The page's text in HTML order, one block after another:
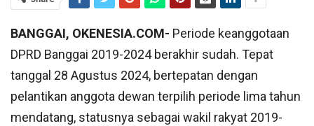
BANGGAI, OKENESIA.COM- Periode keanggotaan
DPRD Banggai 2019-2024 berakhir sudah. Tepat
tanggal 28 Agustus 2024, bertepatan dengan
pelantikan anggota dewan terpilih periode lima tahun
mendatang, statusnya sebagai wakil rakyat 2019-